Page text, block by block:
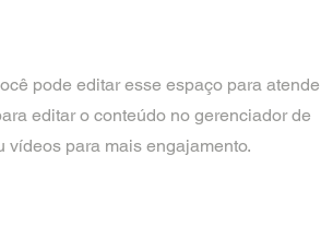
pode editar esse espaço para
editar o conteúdo no gerenciador de
vídeos para mais engajamento.